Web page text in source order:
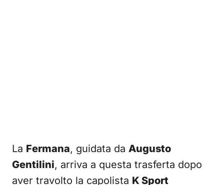
La Fermana, guidata da Augusto
Gentilini, arriva a questa trasferta dopo
aver travolto la capolista K Sport